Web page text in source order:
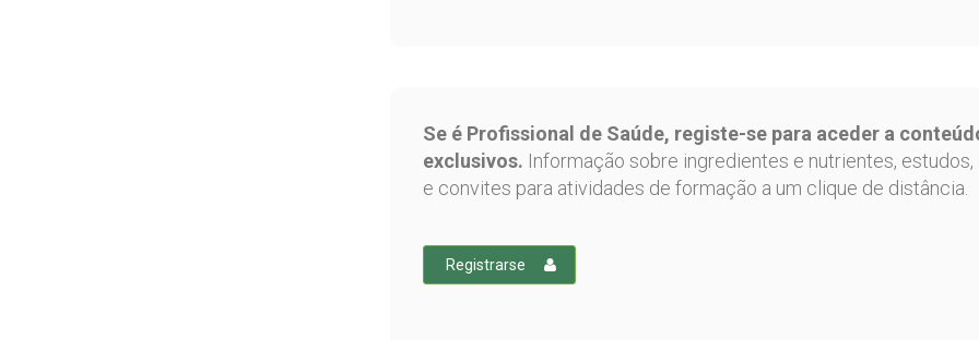
Se é Profissional de Saúde, registe-se para aceder a
exclusivos. Informação sobre ingredientes e nutrientes, estudos,
e convites para atividades de formação a um clique de distância.
Registrarse